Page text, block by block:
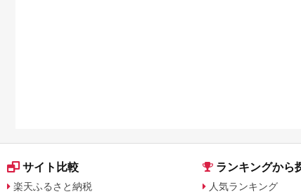
サイト比較
楽天ふるさと納税
ランキングから
人気ランキング